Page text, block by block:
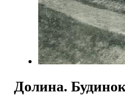
Долина.